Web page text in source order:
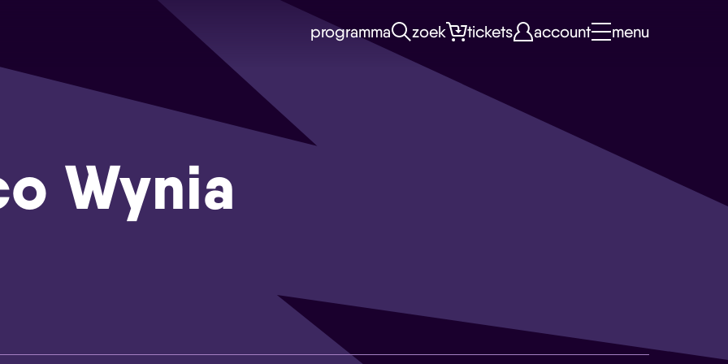
programma zoek tickets account menu
Wynia